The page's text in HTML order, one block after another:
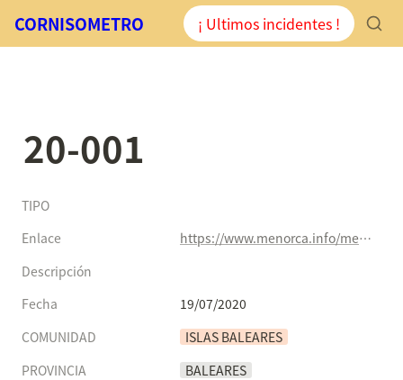
CORNISOMETRO ¡ Ultimos incidentes !
20-001
TIPO
Enlace
https://www.menorca.info/menorca/sucesos/2020/07/19/691593/desploma-techo-casa-ciutadella.html
Descripción
Fecha
19/07/2020
COMUNIDAD
ISLAS BALEARES
PROVINCIA
BALEARES